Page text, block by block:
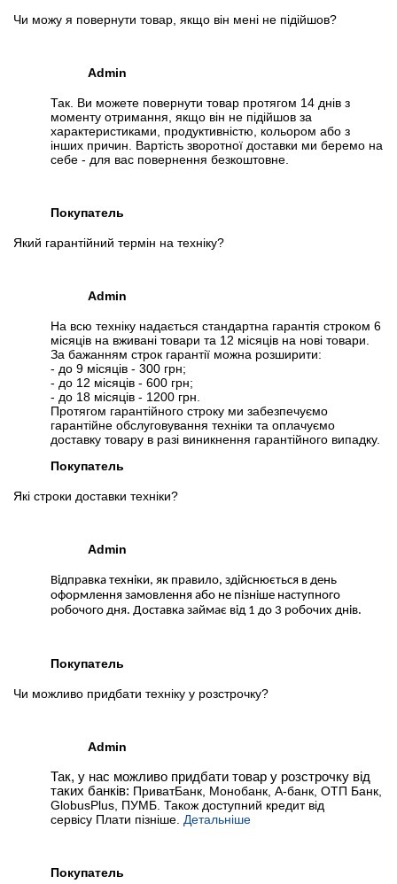
Чи можу я повернути товар, якщо він мені не підійшов?
Admin
Так. Ви можете повернути товар протягом 14 днів з
моменту отримання, якщо він не підійшов за
характеристиками, продуктивністю, кольором або з
інших причин. Вартість зворотної доставки ми беремо на
себе - для вас повернення безкоштовне.
Покупатель
Який гарантійний термін на техніку?
Admin
На всю техніку надається стандартна гарантія строком 6
місяців на вживані товари та 12 місяців на нові товари.
За бажанням строк гарантії можна розширити:
- до 9 місяців - 300 грн;
- до 12 місяців - 600 грн;
- до 18 місяців - 1200 грн.
Протягом гарантійного строку ми забезпечуємо
гарантійне обслуговування техніки та оплачуємо
доставку товару в разі виникнення гарантійного випадку.
Покупатель
Які строки доставки техніки?
Admin
Відправка техніки, як правило, здійснюється в день
оформлення замовлення або не пізніше наступного
робочого дня. Доставка займає від 1 до 3 робочих днів.
Покупатель
Чи можливо придбати техніку у розстрочку?
Admin
Так, у нас можливо придбати товар у розстрочку від
таких банків: ПриватБанк, Монобанк, А-банк, ОТП Банк,
GlobusPlus, ПУМБ. Також доступний кредит від
сервісу Плати пізніше. Детальніше
Покупатель